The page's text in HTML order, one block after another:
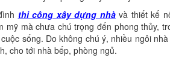
thi công xây dựng nhàvà thiết kế
mỹ mà chưa chú trọng đến phong thủy,
sống. Do không chú ý, nhiều ngôi
cho tới nhà bếp, phòng ngủ.